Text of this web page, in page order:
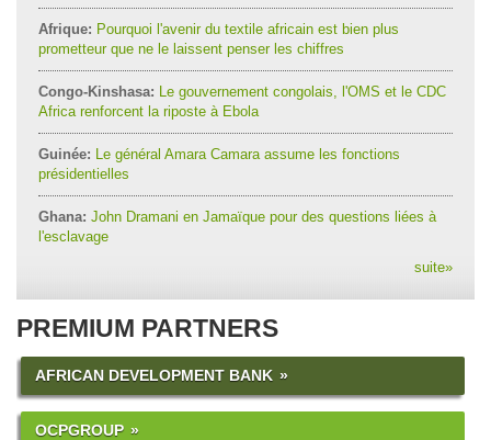
Afrique: Pourquoi l'avenir du textile africain est bien plus
prometteur que ne le laissent penser les chiffres
Congo-Kinshasa: Le gouvernement congolais, l'OMS et le CDC
Africa renforcent la riposte à Ebola
Guinée: Le général Amara Camara assume les fonctions
présidentielles
Ghana: John Dramani en Jamaïque pour des questions liées à
l'esclavage
suite»
PREMIUM PARTNERS
AFRICAN DEVELOPMENT BANK
OCPGROUP